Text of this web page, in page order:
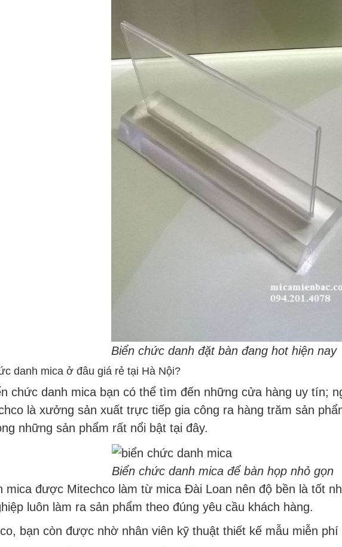
Biển chức danh đặt bàn đang hot hiện nay
danh mica ở đâu giá rẻ tại Hà Nội?
chức danh mica bạn có thể tìm đến những cửa hàng uy tín;
là xưởng sản xuất trực tiếp gia công ra hàng trăm sản
những sản phẩm rất nổi bật tại đây.
Biển chức danh mica để bàn họp nhỏ gọn
mica được Mitechco làm từ mica Đài Loan nên độ bền là tốt
luôn làm ra sản phẩm theo đúng yêu cầu khách hàng.
bạn còn được nhờ nhân viên kỹ thuật thiết kế mẫu miễn phí